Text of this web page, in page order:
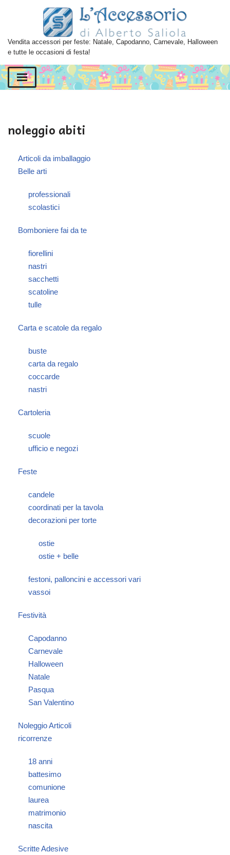
al
contenuto
Vendita accessori per feste: Natale, Capodanno, Carnevale, Halloween
e tutte le occasioni di festa!
noleggio abiti
Articoli da imballaggio
Belle arti
professionali
scolastici
Bomboniere fai da te
fiorellini
nastri
sacchetti
scatoline
tulle
Carta e scatole da regalo
buste
carta da regalo
coccarde
nastri
Cartoleria
scuole
ufficio e negozi
Feste
candele
coordinati per la tavola
decorazioni per torte
ostie
ostie + belle
festoni, palloncini e accessori vari
vassoi
Festività
Capodanno
Carnevale
Halloween
Natale
Pasqua
San Valentino
Noleggio Articoli
ricorrenze
18 anni
battesimo
comunione
laurea
matrimonio
nascita
Scritte Adesive